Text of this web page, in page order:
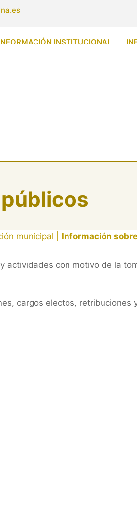
INSTITUCIONAL
municipal Información
actividades con motivo de la
cargos electos, retribuciones